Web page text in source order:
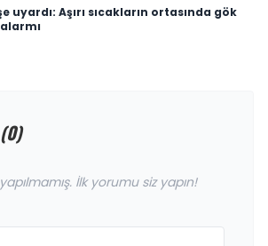
uyardı: Aşırı sıcakların ortasında gök
İlk yorumu siz yapın!